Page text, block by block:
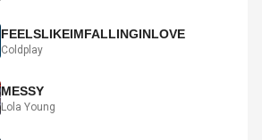
FEELSLIKEIMFALLINGINLOVE
Coldplay
MESSY
Lola Young